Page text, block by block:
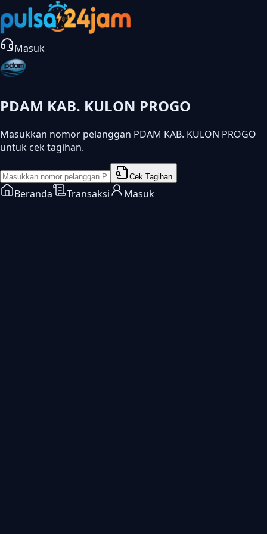
Masuk
PDAM KAB. KULON PROGO
Masukkan nomor pelanggan PDAM KAB. KULON PROGO
untuk cek tagihan.
Cek Tagihan
Beranda Transaksi Masuk